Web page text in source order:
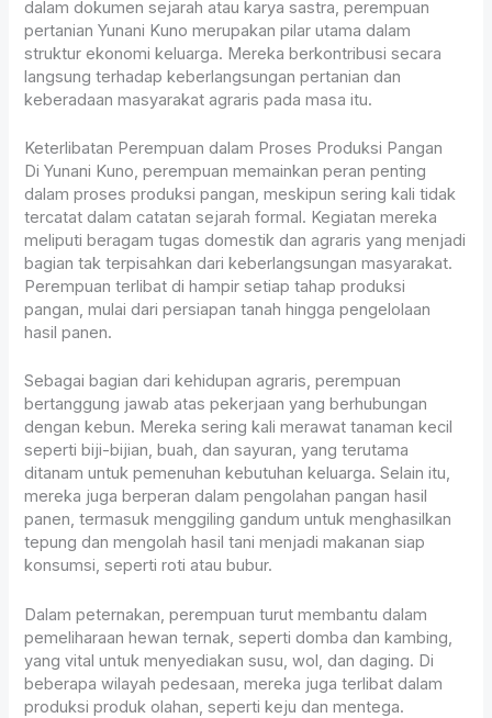
dalam dokumen sejarah atau karya sastra, perempuan
pertanian Yunani Kuno merupakan pilar utama dalam
struktur ekonomi keluarga. Mereka berkontribusi secara
langsung terhadap keberlangsungan pertanian dan
keberadaan masyarakat agraris pada masa itu.
Keterlibatan Perempuan dalam Proses Produksi Pangan
Di Yunani Kuno, perempuan memainkan peran penting
dalam proses produksi pangan, meskipun sering kali tidak
tercatat dalam catatan sejarah formal. Kegiatan mereka
meliputi beragam tugas domestik dan agraris yang menjadi
bagian tak terpisahkan dari keberlangsungan masyarakat.
Perempuan terlibat di hampir setiap tahap produksi
pangan, mulai dari persiapan tanah hingga pengelolaan
hasil panen.
Sebagai bagian dari kehidupan agraris, perempuan
bertanggung jawab atas pekerjaan yang berhubungan
dengan kebun. Mereka sering kali merawat tanaman kecil
seperti biji-bijian, buah, dan sayuran, yang terutama
ditanam untuk pemenuhan kebutuhan keluarga. Selain itu,
mereka juga berperan dalam pengolahan pangan hasil
panen, termasuk menggiling gandum untuk menghasilkan
tepung dan mengolah hasil tani menjadi makanan siap
konsumsi, seperti roti atau bubur.
Dalam peternakan, perempuan turut membantu dalam
pemeliharaan hewan ternak, seperti domba dan kambing,
yang vital untuk menyediakan susu, wol, dan daging. Di
beberapa wilayah pedesaan, mereka juga terlibat dalam
produksi produk olahan, seperti keju dan mentega.